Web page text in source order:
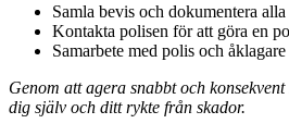
Samla bevis och dokumentera
Kontakta polisen för att göra en
Samarbete med polis och
Genom att agera snabbt och
dig själv och ditt rykte från skador.